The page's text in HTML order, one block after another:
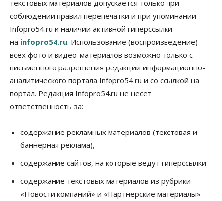
08 Августа 2026, 17:00
Новосибирские вузы опубликовали
приказы о зачислении на бюджетные места
08 Августа 2026, 16:00
Технологии
Искусственный интеллект впервые выписал
штраф за борщевик
Продажи подержанных электромобилей в
Новосибирской области растут второй месяц
08 Августа 2026, 13:00
Детские центры Новосибирска
перегибают с «педагогикой успеха», считает
психолог
текстовых материалов допускается только при
соблюдении правил перепечатки и при упоминании
Infopro54.ru и наличии активной гиперссылки
на infopro54.ru. Использование (воспроизведение)
всех фото и видео-материалов возможно только с
письменного разрешения редакции информационно-
аналитического портала Infopro54.ru и со ссылкой на
портал. Редакция Infopro54.ru не несет
ответственность за:
содержание рекламных материалов (текстовая и
баннерная реклама),
содержание сайтов, на которые ведут гиперссылки
содержание текстовых материалов из рубрики
«Новости компаний» и «Партнерские материалы»